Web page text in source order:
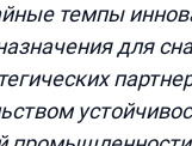
темпы
для